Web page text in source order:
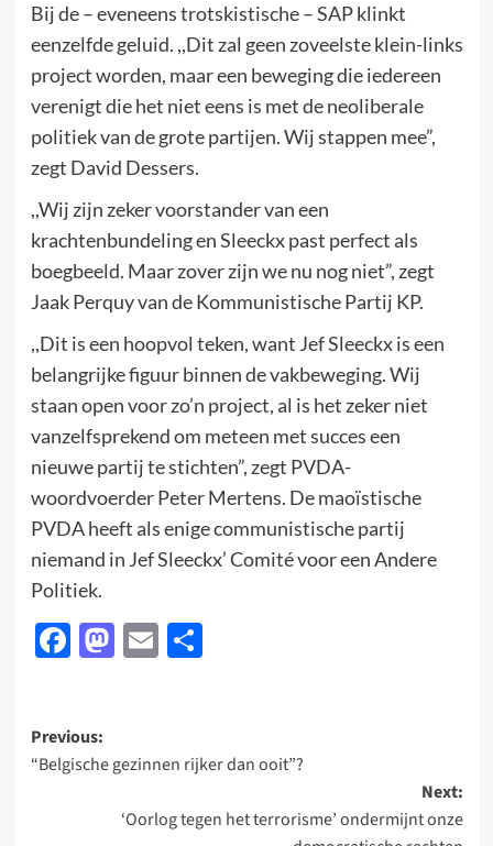
Bij de – eveneens trotskistische – SAP klinkt
eenzelfde geluid. ,,Dit zal geen zoveelste klein-links
project worden, maar een beweging die iedereen
verenigt die het niet eens is met de neoliberale
politiek van de grote partijen. Wij stappen mee”,
zegt David Dessers.
,,Wij zijn zeker voorstander van een
krachtenbundeling en Sleeckx past perfect als
boegbeeld. Maar zover zijn we nu nog niet”, zegt
Jaak Perquy van de Kommunistische Partij KP.
,,Dit is een hoopvol teken, want Jef Sleeckx is een
belangrijke figuur binnen de vakbeweging. Wij
staan open voor zo’n project, al is het zeker niet
vanzelfsprekend om meteen met succes een
nieuwe partij te stichten”, zegt PVDA-
woordvoerder Peter Mertens. De maoïstische
PVDA heeft als enige communistische partij
niemand in Jef Sleeckx’ Comité voor een Andere
Politiek.
Facebook
Mastodon
EmailDelen
Post
navigation
Previous:
“Belgische gezinnen rijker dan ooit”?
Next:
‘Oorlog tegen het terrorisme’ ondermijnt onze